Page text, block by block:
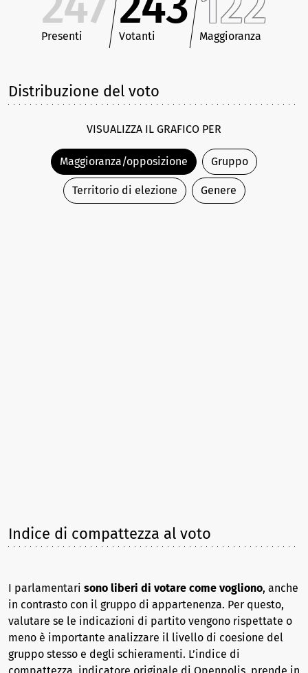
Presenti Votanti Maggioranza
Distribuzione del voto
VISUALIZZA IL GRAFICO PER
Maggioranza/opposizione Gruppo
Territorio di elezione Genere
Indice di compattezza al voto
I parlamentari sono liberi di votare come vogliono, anche
in contrasto con il gruppo di appartenenza. Per questo,
valutare se le indicazioni di partito vengono rispettate o
meno è importante analizzare il livello di coesione del
gruppo stesso e degli schieramenti. L’indice di